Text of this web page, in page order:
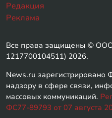
Редакция
Реклама
Все права защищены ©
1217700104511) 2026.
News.ru зарегистрировано
надзору в сфере связи,
массовых коммуникаций.
ФС77-89793 от 07 августа